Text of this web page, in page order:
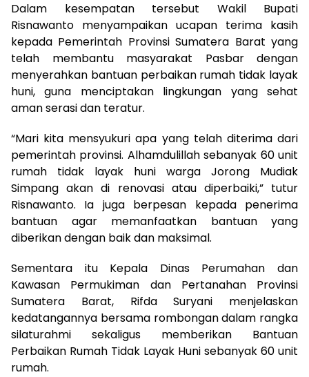
Dalam kesempatan tersebut Wakil Bupati
Risnawanto menyampaikan ucapan terima kasih
kepada Pemerintah Provinsi Sumatera Barat yang
telah membantu masyarakat Pasbar dengan
menyerahkan bantuan perbaikan rumah tidak layak
huni, guna menciptakan lingkungan yang sehat
aman serasi dan teratur.
“Mari kita mensyukuri apa yang telah diterima dari
pemerintah provinsi. Alhamdulillah sebanyak 60 unit
rumah tidak layak huni warga Jorong Mudiak
Simpang akan di renovasi atau diperbaiki,” tutur
Risnawanto. Ia juga berpesan kepada penerima
bantuan agar memanfaatkan bantuan yang
diberikan dengan baik dan maksimal.
Sementara itu Kepala Dinas Perumahan dan
Kawasan Permukiman dan Pertanahan Provinsi
Sumatera Barat, Rifda Suryani menjelaskan
kedatangannya bersama rombongan dalam rangka
silaturahmi sekaligus memberikan Bantuan
Perbaikan Rumah Tidak Layak Huni sebanyak 60 unit
rumah.